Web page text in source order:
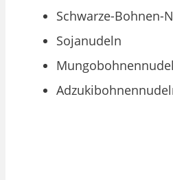
Schwarze-Bohnen-
Sojanudeln